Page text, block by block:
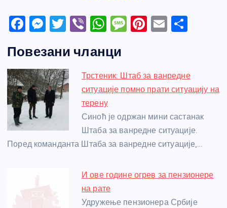
F
c
e
b
o
o
k
M
ss
e
n
g
er
T
itt
er
Vi
er
W
at
s
A
p
p
M
a
g
Pi
e
st
E
e
Повезани чланци
Трстеник: Штаб за ванредне
ситуације помно прати ситуацију на
терену
Синоћ је одржан мини састанак
Штаба за ванредне ситуације.
Поред команданта Штаба за ванредне ситуације,…
И ове године огрев за пензионере
на рате
Удружење пензионера Србије